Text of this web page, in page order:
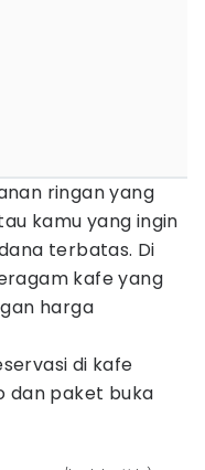
ringan yang
kamu yang ingin
terbatas. Di
kafe yang
harga
di kafe
dan paket buka